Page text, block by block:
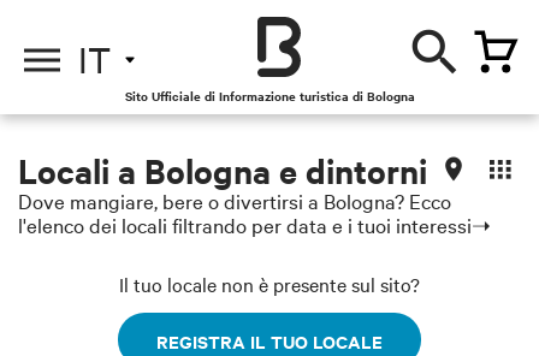
IT
Sito Ufficiale di Informazione turistica di Bologna
Locali a Bologna e dintorni
Dove mangiare, bere o divertirsi a Bologna? Ecco
l'elenco dei locali filtrando per data e i tuoi interessi➝
Il tuo locale non è presente sul sito?
REGISTRA IL TUO LOCALE